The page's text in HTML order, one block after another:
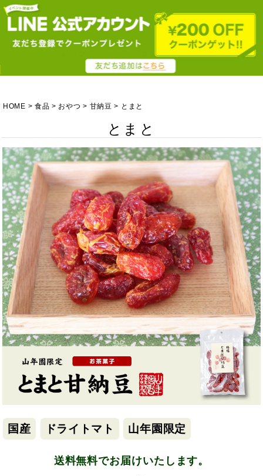
HOME 食品 おやつ 甘納豆 とまと
とまと
国産 ドライトマト 山年園限定
送料無料でお届けいたします。